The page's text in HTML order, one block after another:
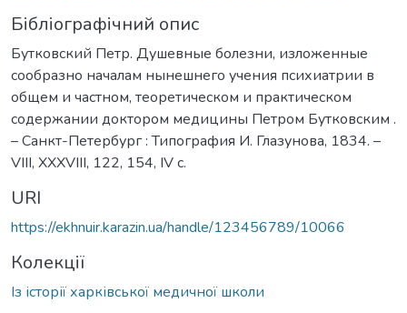
Бібліографічний опис
Бутковский Петр. Душевные болезни, изложенные
сообразно началам нынешнего учения психиатрии в
общем и частном, теоретическом и практическом
содержании доктором медицины Петром Бутковским .
– Санкт-Петербург : Типография И. Глазунова, 1834. –
VIII, XXXVIII, 122, 154, IV с.
URI
https://ekhnuir.karazin.ua/handle/123456789/10066
Колекції
Із історії харківської медичної школи